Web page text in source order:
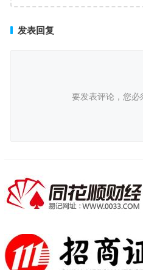
发表回复
要发表评论，您必